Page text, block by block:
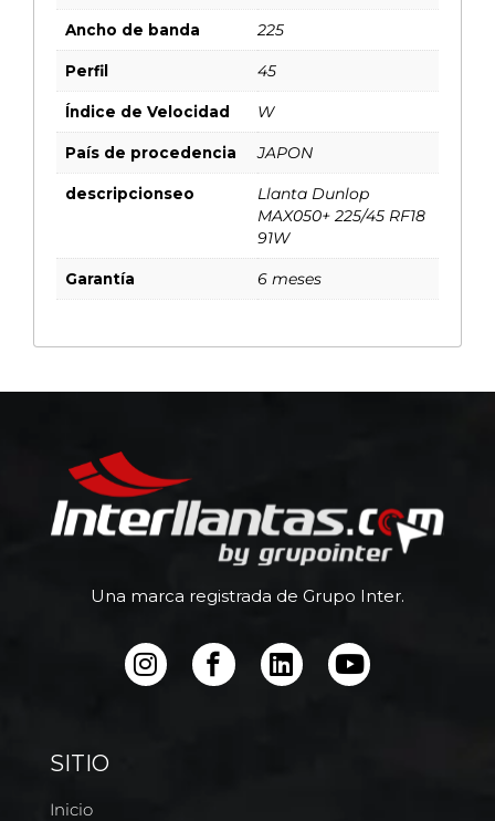
Ancho de banda 225
Perfil 45
Índice de Velocidad W
País de procedencia JAPON
descripcionseo
Llanta Dunlop
MAX050+ 225/45 RF18
91W
Garantía 6 meses
Una marca registrada de Grupo Inter.
SITIO
Inicio